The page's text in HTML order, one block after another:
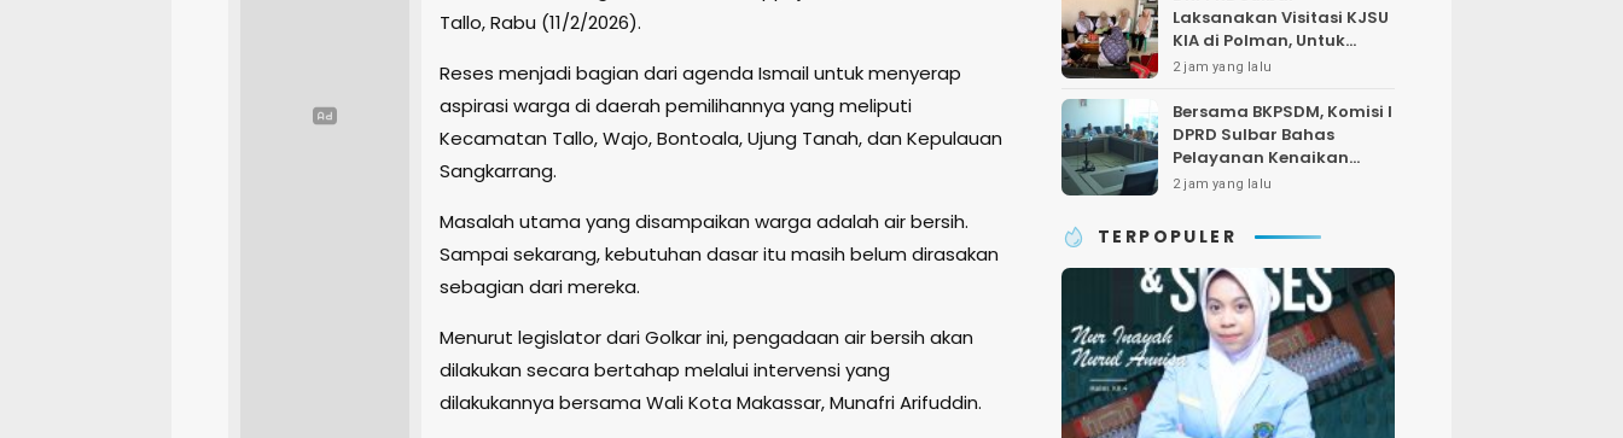
Tallo, Rabu (11/2/2026).
Reses menjadi bagian dari agenda Ismail untuk menyerap
aspirasi warga di daerah pemilihannya yang meliputi
Kecamatan Tallo, Wajo, Bontoala, Ujung Tanah, dan Kepulauan
Sangkarrang.
Masalah utama yang disampaikan warga adalah air bersih.
Sampai sekarang, kebutuhan dasar itu masih belum dirasakan
sebagian dari mereka.
Menurut legislator dari Golkar ini, pengadaan air bersih akan
dilakukan secara bertahap melalui intervensi yang
dilakukannya bersama Wali Kota Makassar, Munafri Arifuddin.
Laksanakan Visitasi KJSU
KIA di Polman, Untuk
Percepat Penguatan
Prioritas
2 jam yang lalu
Bersama BKPSDM, Komisi I
DPRD Sulbar Bahas
Pelayanan Kenaikan
Pangkat PNS
2 jam yang lalu
TERPOPULER